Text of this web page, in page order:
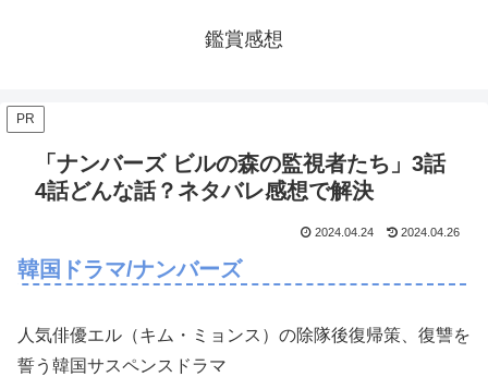
鑑賞感想
PR
「ナンバーズ ビルの森の監視者たち」3話
4話どんな話？ネタバレ感想で解決
2024.04.24 2024.04.26
韓国ドラマ/ナンバーズ
人気俳優エル（キム・ミョンス）の除隊後復帰策、復讐を
誓う韓国サスペンスドラマ